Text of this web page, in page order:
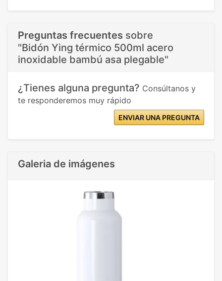
Preguntas frecuentes sobre
"Bidón Ying térmico 500ml acero
inoxidable bambú asa plegable"
¿Tienes alguna pregunta? Consúltanos y
te responderemos muy rápido
ENVIAR UNA PREGUNTA
Galeria de imágenes